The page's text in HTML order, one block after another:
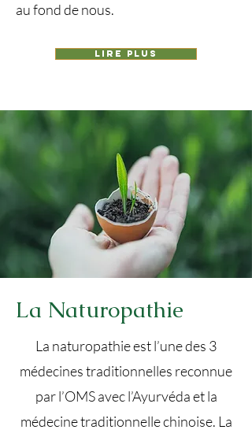
au fond de nous.
Lire plus
La Naturopathie
La naturopathie est l’une des 3
médecines traditionnelles reconnue
par l’OMS avec l’Ayurvéda et la
médecine traditionnelle chinoise. La